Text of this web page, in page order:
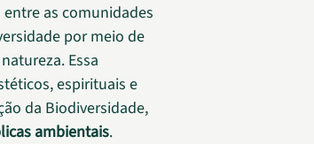
as comunidades
por meio de
Essa
espirituais e
da Biodiversidade,
ambientais.